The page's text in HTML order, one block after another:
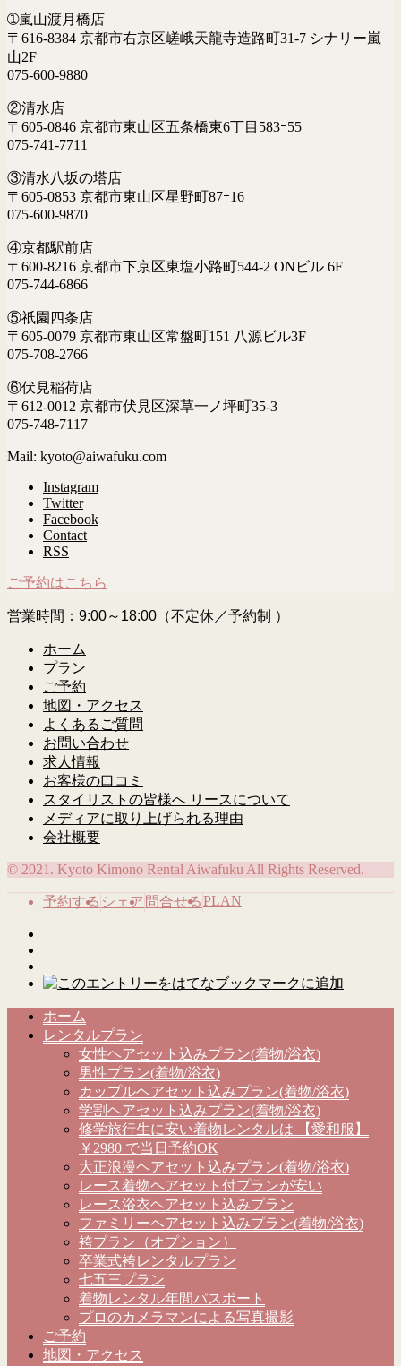
➀嵐山渡月橋店
〒616-8384 京都市右京区嵯峨天龍寺造路町31-7 シナリー嵐
山2F
075-600-9880
②清水店
〒605-0846 京都市東山区五条橋東6丁目583ｰ55
075-741-7711
③清水八坂の塔店
〒605-0853 京都市東山区星野町87ｰ16
075-600-9870
④京都駅前店
〒600-8216 京都市下京区東塩小路町544-2 ONビル 6F
075-744-6866
⑤祇園四条店
〒605-0079 京都市東山区常盤町151 八源ビル3F
075-708-2766
⑥伏見稲荷店
〒612-0012 京都市伏見区深草一ノ坪町35-3
075-748-7117
Mail: kyoto@aiwafuku.com
Instagram
Twitter
Facebook
Contact
RSS
ご予約はこちら
営業時間：9:00～18:00（不定休／予約制 ）
ホーム
プラン
ご予約
地図・アクセス
よくあるご質問
お問い合わせ
求人情報
お客様の口コミ
スタイリストの皆様へ リースについて
メディアに取り上げられる理由
会社概要
© 2021. Kyoto Kimono Rental Aiwafuku All Rights Reserved.
予約する シェア 問合せるPLAN
ホーム
レンタルプラン
女性ヘアセット込みプラン(着物/浴衣)
男性プラン(着物/浴衣)
カップルヘアセット込みプラン(着物/浴衣)
学割ヘアセット込みプラン(着物/浴衣)
修学旅行生に安い着物レンタルは 【愛和服】
￥2980 で当日予約OK
大正浪漫ヘアセット込みプラン(着物/浴衣)
レース着物ヘアセット付プランが安い
レース浴衣ヘアセット込みプラン
ファミリーヘアセット込みプラン(着物/浴衣)
袴プラン（オプション）
卒業式袴レンタルプラン
七五三プラン
着物レンタル年間パスポート
プロのカメラマンによる写真撮影
ご予約
地図・アクセス